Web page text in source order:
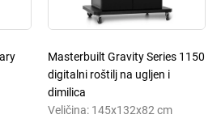
Masterbuilt Gravity Series 1150
digitalni roštilj na ugljen i
dimilica
Veličina: 145x132x82 cm